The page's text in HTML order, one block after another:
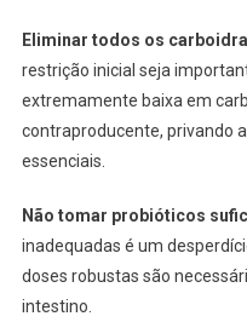
Eliminar todos os
restrição inicial seja
extremamente baixa em
contraproducente, privando
essenciais.
Não tomar probióticos
inadequadas é um
doses robustas são
intestino.